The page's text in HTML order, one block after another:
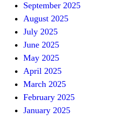
September 2025
August 2025
July 2025
June 2025
May 2025
April 2025
March 2025
February 2025
January 2025